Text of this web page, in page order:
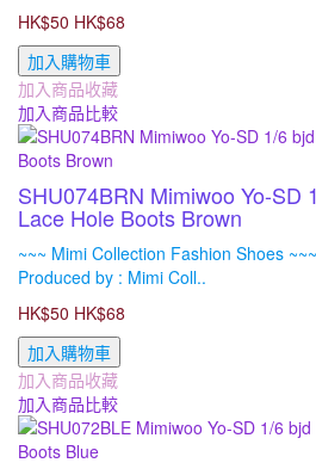
HK$50 HK$68
加入購物車
加入商品收藏
加入商品比較
SHU074BRN Mimiwoo Yo-SD
Lace Hole Boots Brown
~~~ Mimi Collection Fashion Shoes
Produced by : Mimi Coll..
HK$50 HK$68
加入購物車
加入商品收藏
加入商品比較